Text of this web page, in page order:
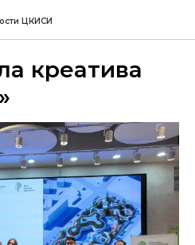
ЦКИСИ
креатива